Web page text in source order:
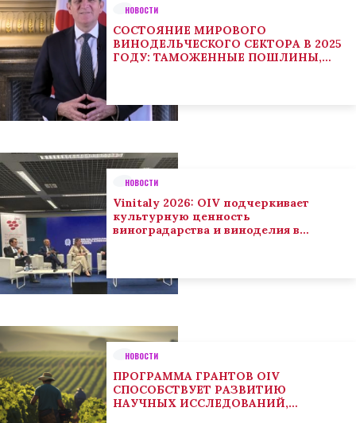
НОВОСТИ
СОСТОЯНИЕ МИРОВОГО
ВИНОДЕЛЬЧЕСКОГО СЕКТОРА В 2025
ГОДУ: ТАМОЖЕННЫЕ ПОШЛИНЫ,
НОВОСТИ
Vinitaly 2026: OIV подчеркивает
культурную ценность
виноградарства и виноделия в
НОВОСТИ
ПРОГРАММА ГРАНТОВ OIV
СПОСОБСТВУЕТ РАЗВИТИЮ
НАУЧНЫХ ИССЛЕДОВАНИЙ,